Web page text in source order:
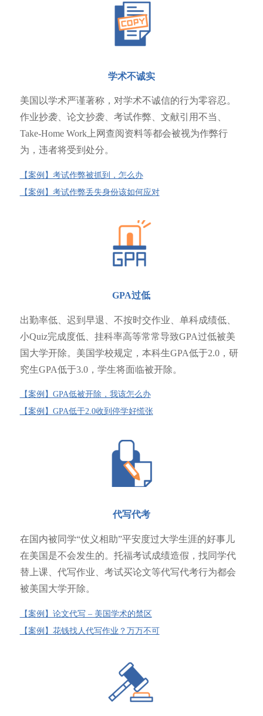
学术不诚实
美国以学术严谨著称，对学术不诚信的行为零容忍。
作业抄袭、论文抄袭、考试作弊、文献引用不当、
Take-Home Work上网查阅资料等都会被视为作弊行
为，违者将受到处分。
【案例】考试作弊被抓到，怎么办
【案例】考试作弊丢失身份该如何应对
GPA过低
出勤率低、迟到早退、不按时交作业、单科成绩低、
小Quiz完成度低、挂科率高等常常导致GPA过低被美
国大学开除。美国学校规定，本科生GPA低于2.0，研
究生GPA低于3.0，学生将面临被开除。
【案例】GPA低被开除，我该怎么办
【案例】GPA低于2.0收到停学好慌张
代写代考
在国内被同学“仗义相助”平安度过大学生涯的好事儿
在美国是不会发生的。托福考试成绩造假，找同学代
替上课、代写作业、考试买论文等代写代考行为都会
被美国大学开除。
【案例】论文代写 – 美国学术的禁区
【案例】花钱找人代写作业？万万不可